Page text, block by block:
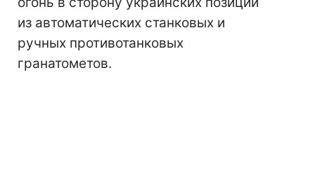
из автоматических станковых и
ручных противотанковых
гранатометов.